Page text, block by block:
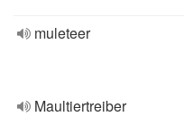
muleteer
Maultiertreiber